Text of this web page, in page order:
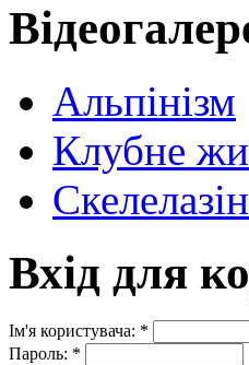
Альпінізм
Клубне
Вхід для
Ім'я користувача: *
Пароль: *